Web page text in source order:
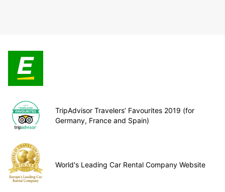
TripAdvisor Travelers’ Favourites 2019 (for
Germany, France and Spain)
World's Leading Car Rental Company Website